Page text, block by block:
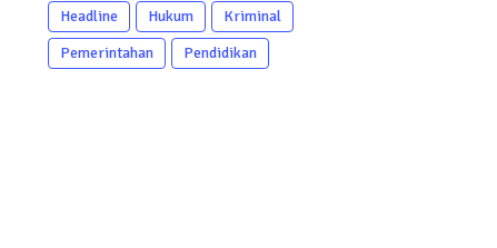
Headline Hukum
Kriminal
Pemerintahan
Pendidikan